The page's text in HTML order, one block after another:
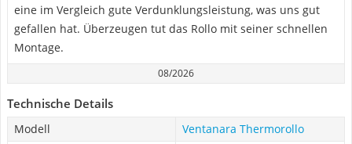
eine im Vergleich gute Verdunklungsleistung, was uns gut
gefallen hat. Überzeugen tut das Rollo mit seiner schnellen
Montage.
08/2026
Technische Details
Modell Ventanara Thermorollo